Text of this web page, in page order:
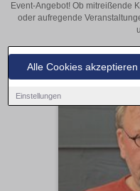
Alle Cookies akzeptieren
Einstellungen
Event-Angebot! Ob mitreißende
oder aufregende